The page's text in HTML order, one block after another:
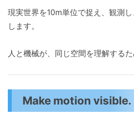
現実世界を10m単位で捉え、観測
します。
人と機械が、同じ空間を理解するた
Make motion visible.